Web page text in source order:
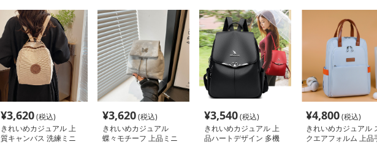
¥3,620(税込)
きれいめカジュアル 上
質キャンバス 洗練ミニ
¥3,620(税込)
きれいめカジュアル
蝶々モチーフ 上品ミニ
¥3,540(税込)
きれいめカジュアル 上
品ハートデザイン 多機
¥4,800(税込)
きれいめカジュアル
クエアフォルム 上品